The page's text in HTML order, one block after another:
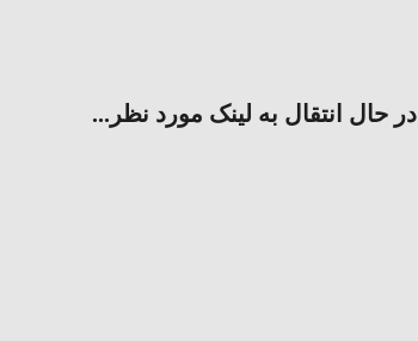
در حال انتقال به لینک مورد نظر...